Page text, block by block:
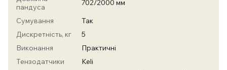
пандуса
702/2000 мм
Сумування
Так
Дискретність, кг
5
Виконання
Практичні
Тензодатчики
Keli